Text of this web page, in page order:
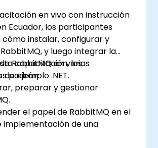
de integrar con la API
de gestión. Fortalece la
infraestructuras de
nivel producción en Linux.
en vivo con instrucción
Ecuador, los participantes
instalar, configurar y
y luego integrar la
RabbitMQ en varias
ejemplo .NET.
capacitación, los
podrán:
preparar y gestionar
el papel de RabbitMQ en el
implementación de una